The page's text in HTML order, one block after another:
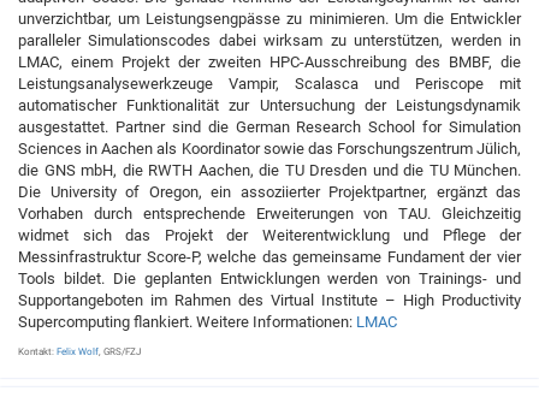
unverzichtbar, um Leistungsengpässe zu minimieren. Um die Entwickler
paralleler Simulationscodes dabei wirksam zu unterstützen, werden in
LMAC, einem Projekt der zweiten HPC-Ausschreibung des BMBF, die
Leistungsanalysewerkzeuge Vampir, Scalasca und Periscope mit
automatischer Funktionalität zur Untersuchung der Leistungsdynamik
ausgestattet. Partner sind die German Research School for Simulation
Sciences in Aachen als Koordinator sowie das Forschungszentrum Jülich,
die GNS mbH, die RWTH Aachen, die TU Dresden und die TU München.
Die University of Oregon, ein assoziierter Projektpartner, ergänzt das
Vorhaben durch entsprechende Erweiterungen von TAU. Gleichzeitig
widmet sich das Projekt der Weiterentwicklung und Pflege der
Messinfrastruktur Score-P, welche das gemeinsame Fundament der vier
Tools bildet. Die geplanten Entwicklungen werden von Trainings- und
Supportangeboten im Rahmen des Virtual Institute – High Productivity
Supercomputing flankiert. Weitere Informationen: LMAC
Kontakt: Felix Wolf, GRS/FZJ